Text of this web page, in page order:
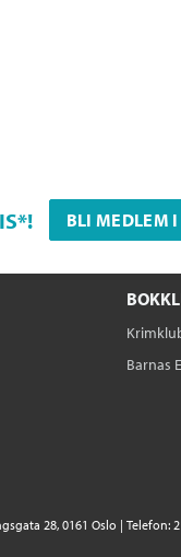
*! BLI MEDLEM I
Barnas
28, 0161 Oslo | Telefon: